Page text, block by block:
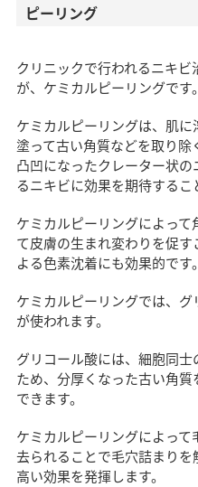
ピーリング
クリニックで行われるニキ
が、ケミカルピーリングです。
ケミカルピーリングは、肌
塗って古い角質などを取り
凸凹になったクレーター状
るニキビに効果を期待するこ
ケミカルピーリングによっ
て皮膚の生まれ変わりを促
よる色素沈着にも効果的です。
ケミカルピーリングでは、
が使われます。
グリコール酸には、細胞同
ため、分厚くなった古い角
できます。
ケミカルピーリングによっ
去られることで毛穴詰まり
高い効果を発揮します。